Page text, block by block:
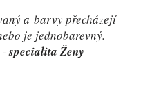
a barvy přecházejí
je jednobarevný.
-specialita Ženy